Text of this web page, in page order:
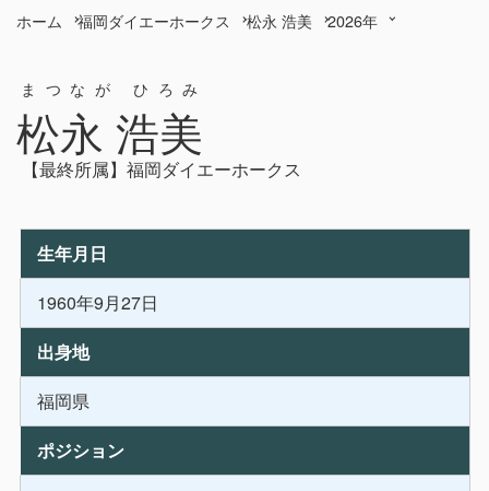
ホーム 福岡ダイエーホークス 松永 浩美 2026年
松永 浩美
まつなが ひろみ
【最終所属】福岡ダイエーホークス
生年月日
1960年9月27日
出身地
福岡県
ポジション